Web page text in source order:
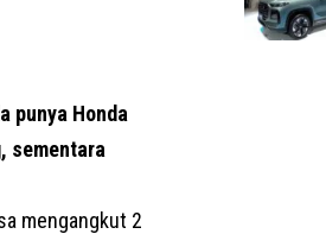
punya Honda
sementara
mengangkut 2